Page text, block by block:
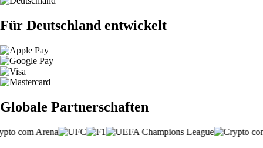
Für Deutschland entwickelt
Globale Partnerschaften